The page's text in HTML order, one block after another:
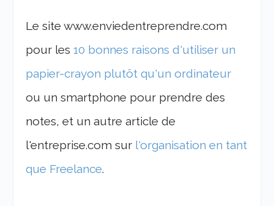
Le site www.enviedentreprendre.com
pour les10 bonnes raisons d'utiliser un
papier-crayon plutôt qu'un ordinateur
ou un smartphone pour prendre des
notes, et un autre article de
l'entreprise.com sur l'organisation en tant
que Freelance.